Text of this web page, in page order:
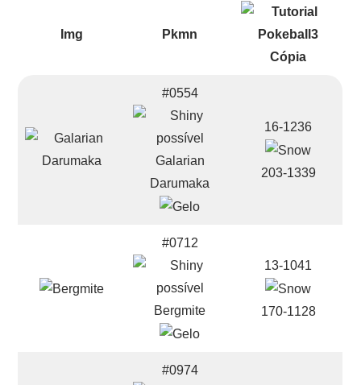
Img Pkmn
#0554
Galarian
Darumaka
16-1236
203-1339
#0712
Bergmite
13-1041
170-1128
#0974